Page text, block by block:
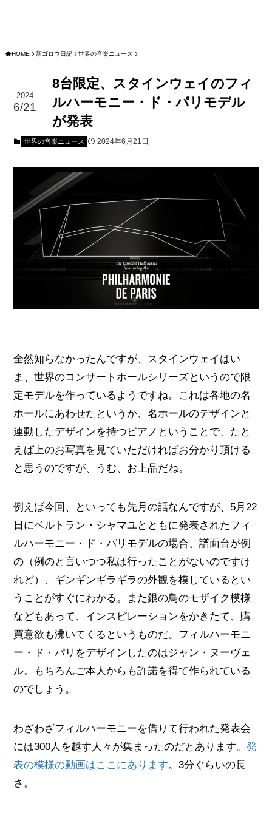
HOME 新ゴロウ日記 世界の音楽ニュース
8台限定、スタインウェイのフィ
ルハーモニー・ド・パリモデル
が発表
2024
6/21
世界の音楽ニュース 2024年6月21日
全然知らなかったんですが、スタインウェイはい
ま、世界のコンサートホールシリーズというので限
定モデルを作っているようですね。これは各地の名
ホールにあわせたというか、名ホールのデザインと
連動したデザインを持つピアノということで、たと
えば上のお写真を見ていただければお分かり頂ける
と思うのですが、うむ、お上品だね。
例えば今回、といっても先月の話なんですが、5月22
日にベルトラン・シャマユとともに発表されたフィ
ルハーモニー・ド・パリモデルの場合、譜面台が例
の（例のと言いつつ私は行ったことがないのですけ
れど）、ギンギンギラギラの外観を模しているとい
うことがすぐにわかる。また銀の鳥のモザイク模様
などもあって、インスピレーションをかきたて、購
買意欲も沸いてくるというものだ。フィルハーモニ
ー・ド・パリをデザインしたのはジャン・ヌーヴェ
ル。もちろんご本人からも許諾を得て作られている
のでしょう。
わざわざフィルハーモニーを借りて行われた発表会
には300人を越す人々が集まったのだとあります。発
表の模様の動画はここにあります。3分ぐらいの長
さ。